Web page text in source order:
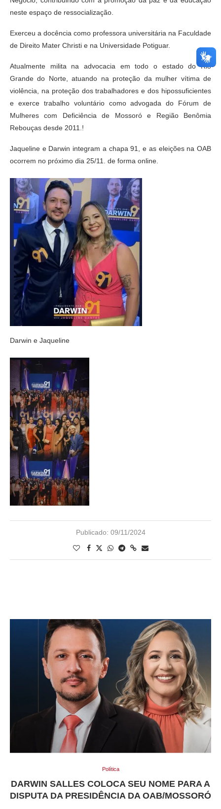
neste espaço de ressocialização.
Exerceu a docência como professora universitária na Faculdade
de Direito Mater Christi e na Universidade Potiguar.
Atualmente milita na advocacia em todo o estado do Rio
Grande do Norte, atuando na proteção da mulher vítima de
violência, na proteção dos trabalhadores e dos hipossuficientes
e exerce trabalho voluntário como advogada do Fórum de
Mulheres com Deficiência de Mossoró e Região Benômia
Rebouças desde 2011.!
Jaqueline e Darwin integram a chapa 91, e as eleições na OAB
ocorrem no próximo dia 25/11. de forma online.
Darwin e Jaqueline
Publicado: 09/11/2024
Política
DARWIN SALLES COLOCA SEU NOME PARA A
DISPUTA DA PRESIDÊNCIA DA OAB/MOSSORÓ